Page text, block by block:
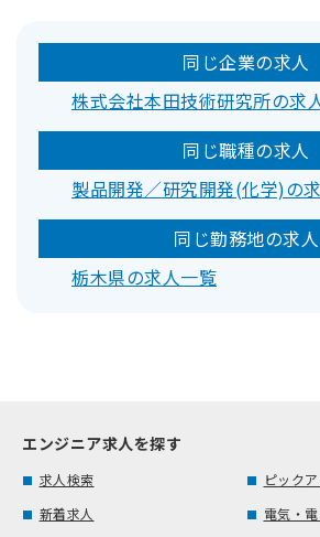
同じ企業の求人
株式会社本田技術研究所の求
同じ職種の求人
製品開発／研究開発(化学)の
同じ勤務地の求人
栃木県の求人一覧
エンジニア求人を探す
求人検索
ピック
新着求人
電気・